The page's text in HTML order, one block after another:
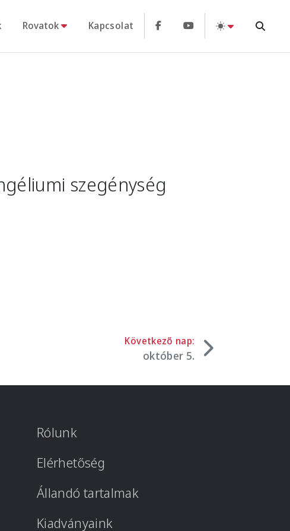
Rovatok Kapcsolat
szegénység
Következő nap:
október 5.
Rólunk
Elérhetőség
Állandó tartalmak
Kiadványaink